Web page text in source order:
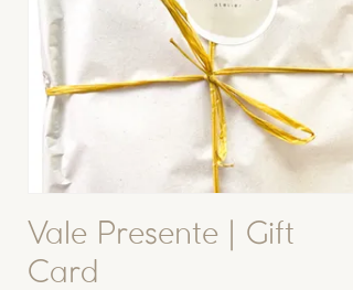
Vale Presente | Gift
Card